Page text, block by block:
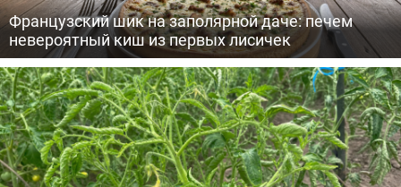
Французский шик на заполярной даче: печем
невероятный киш из первых лисичек